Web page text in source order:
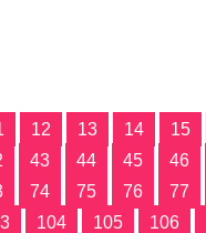
12 13 14 15
43 44 45 46
74 75 76 77
104 105 106